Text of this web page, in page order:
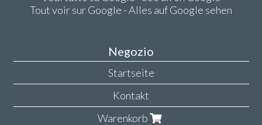
Tout voir sur Google - Alles auf Google sehen
Negozio
Startseite
Kontakt
Warenkorb